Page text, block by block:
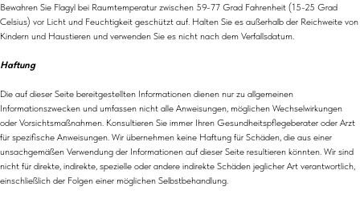
Bewahren Sie Flagyl bei Raumtemperatur zwischen 59-77 Grad Fahrenheit (15-25 Grad
Celsius) vor Licht und Feuchtigkeit geschützt auf. Halten Sie es außerhalb der Reichweite von
Kindern und Haustieren und verwenden Sie es nicht nach dem Verfallsdatum.
Haftung
Die auf dieser Seite bereitgestellten Informationen dienen nur zu allgemeinen
Informationszwecken und umfassen nicht alle Anweisungen, möglichen Wechselwirkungen
oder Vorsichtsmaßnahmen. Konsultieren Sie immer Ihren Gesundheitspflegeberater oder Arzt
für spezifische Anweisungen. Wir übernehmen keine Haftung für Schäden, die aus einer
unsachgemäßen Verwendung der Informationen auf dieser Seite resultieren könnten. Wir sind
nicht für direkte, indirekte, spezielle oder andere indirekte Schäden jeglicher Art verantwortlich,
einschließlich der Folgen einer möglichen Selbstbehandlung.